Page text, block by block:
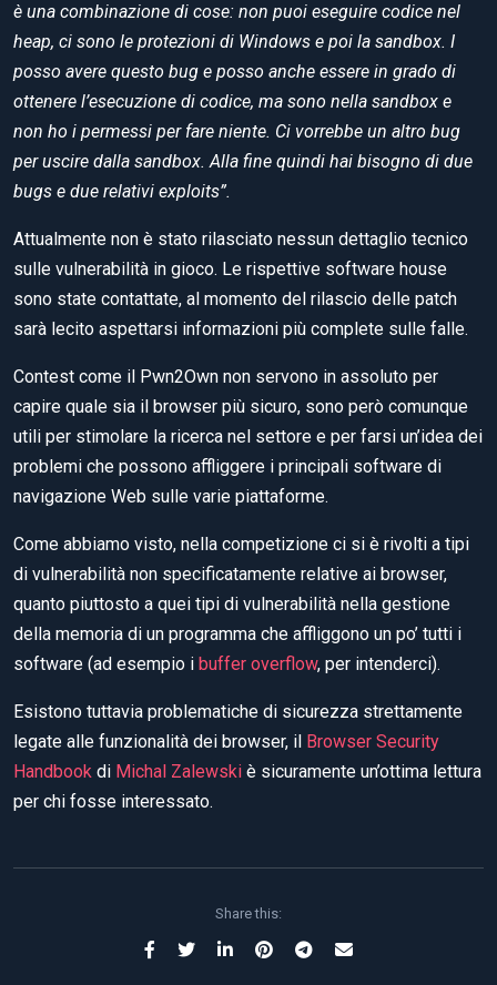
è una combinazione di cose: non puoi eseguire codice nel
heap, ci sono le protezioni di Windows e poi la sandbox. I
posso avere questo bug e posso anche essere in grado di
ottenere l’esecuzione di codice, ma sono nella sandbox e
non ho i permessi per fare niente. Ci vorrebbe un altro bug
per uscire dalla sandbox. Alla fine quindi hai bisogno di due
bugs e due relativi exploits”.
Attualmente non è stato rilasciato nessun dettaglio tecnico
sulle vulnerabilità in gioco. Le rispettive software house
sono state contattate, al momento del rilascio delle patch
sarà lecito aspettarsi informazioni più complete sulle falle.
Contest come il Pwn2Own non servono in assoluto per
capire quale sia il browser più sicuro, sono però comunque
utili per stimolare la ricerca nel settore e per farsi un’idea dei
problemi che possono affliggere i principali software di
navigazione Web sulle varie piattaforme.
Come abbiamo visto, nella competizione ci si è rivolti a tipi
di vulnerabilità non specificatamente relative ai browser,
quanto piuttosto a quei tipi di vulnerabilità nella gestione
della memoria di un programma che affliggono un po’ tutti i
software (ad esempio i buffer overflow, per intenderci).
Esistono tuttavia problematiche di sicurezza strettamente
legate alle funzionalità dei browser, il Browser Security
Handbook di Michal Zalewski è sicuramente un’ottima lettura
per chi fosse interessato.
Share this: